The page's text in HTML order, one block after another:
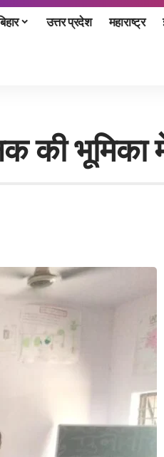
उत्तर प्रदेश महाराष्ट्र
की भूमिका